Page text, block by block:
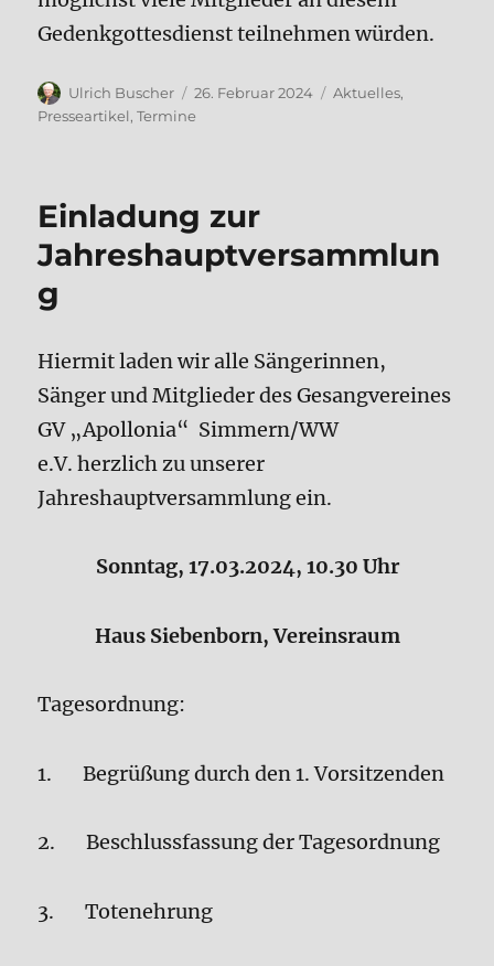
Gedenkgottesdienst teilnehmen würden.
Autor
Ulrich Buscher
Veröffentlicht
am
26. Februar 2024 Kategorien
Aktuelles,
Presseartikel,Termine
Einladung zur
Jahreshauptversammlun
g
Hiermit laden wir alle Sängerinnen,
Sänger und Mitglieder des Gesangvereines
GV „Apollonia“ Simmern/WW
e.V. herzlich zu unserer
Jahreshauptversammlung ein.
Sonntag, 17.03.2024, 10.30 Uhr
Haus Siebenborn, Vereinsraum
Tagesordnung:
1. Begrüßung durch den 1. Vorsitzenden
2. Beschlussfassung der Tagesordnung
3. Totenehrung